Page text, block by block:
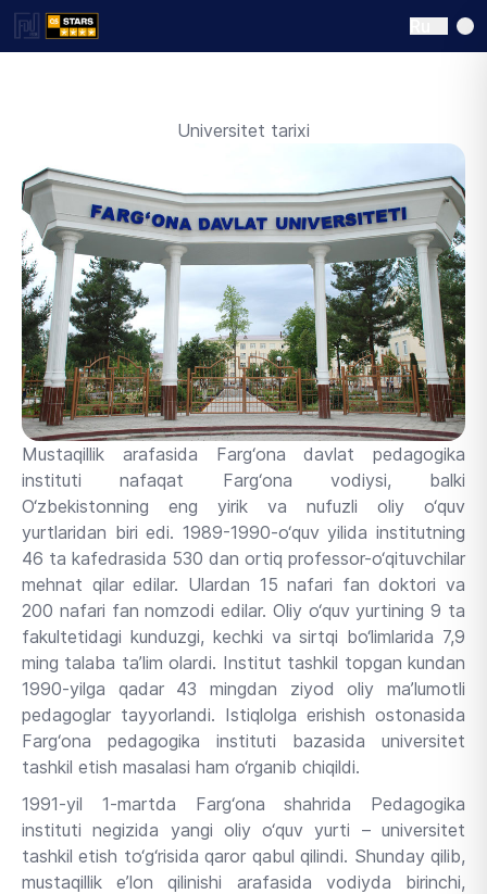
Universitet tarixi
Mustaqillik arafasida Farg‘ona davlat pedagogika
instituti nafaqat Farg‘ona vodiysi, balki
O‘zbekistonning eng yirik va nufuzli oliy o‘quv
yurtlaridan biri edi. 1989-1990-o‘quv yilida institutning
46 ta kafedrasida 530 dan ortiq professor-o‘qituvchilar
mehnat qilar edilar. Ulardan 15 nafari fan doktori va
200 nafari fan nomzodi edilar. Oliy o‘quv yurtining 9 ta
fakultetidagi kunduzgi, kechki va sirtqi bo‘limlarida 7,9
ming talaba ta’lim olardi. Institut tashkil topgan kundan
1990-yilga qadar 43 mingdan ziyod oliy ma’lumotli
pedagoglar tayyorlandi. Istiqlolga erishish ostonasida
Farg‘ona pedagogika instituti bazasida universitet
tashkil etish masalasi ham o‘rganib chiqildi.
1991-yil 1-martda Farg‘ona shahrida Pedagogika
instituti negizida yangi oliy o‘quv yurti – universitet
tashkil etish to‘g‘risida qaror qabul qilindi. Shunday qilib,
mustaqillik e’lon qilinishi arafasida vodiyda birinchi,